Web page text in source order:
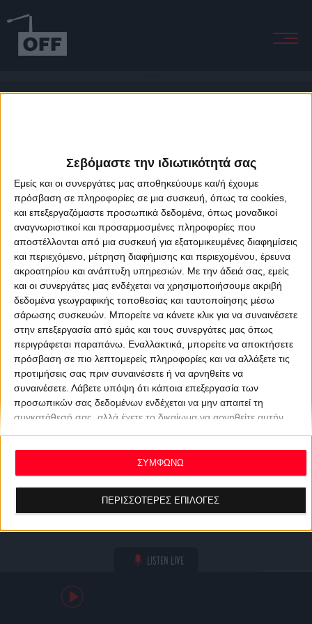
Σεβόμαστε την ιδιωτικότητά σας
Εμείς και οι συνεργάτες μας αποθηκεύουμε και/ή έχουμε
πρόσβαση σε πληροφορίες σε μια συσκευή, όπως τα cookies,
και επεξεργαζόμαστε προσωπικά δεδομένα, όπως μοναδικοί
αναγνωριστικοί και προσαρμοσμένες πληροφορίες που
αποστέλλονται από μια συσκευή για εξατομικευμένες διαφημίσεις
και περιεχόμενο, μέτρηση διαφήμισης και περιεχομένου, έρευνα
ακροατηρίου και ανάπτυξη υπηρεσιών. Με την άδειά σας, εμείς
και οι συνεργάτες μας ενδέχεται να χρησιμοποιήσουμε ακριβή
δεδομένα γεωγραφικής τοποθεσίας και ταυτοποίησης μέσω
σάρωσης συσκευών. Μπορείτε να κάνετε κλικ για να συναινέσετε
στην επεξεργασία από εμάς και τους συνεργάτες μας όπως
περιγράφεται παραπάνω. Εναλλακτικά, μπορείτε να αποκτήσετε
πρόσβαση σε πιο λεπτομερείς πληροφορίες και να αλλάξετε τις
προτιμήσεις σας πριν συναινέσετε ή να αρνηθείτε να
συναινέσετε. Λάβετε υπόψη ότι κάποια επεξεργασία των
προσωπικών σας δεδομένων ενδέχεται να μην απαιτεί τη
συγκατάθεσή σας, αλλά έχετε το δικαίωμα να αρνηθείτε αυτήν
ανακαλέσετε τη συγκατάθεσή σας ανά πάσα στιγμή
επιστρέφοντας σε αυτόν τον ιστότοπο και κάνοντας κλικ στο
κουμπί "Απορρήτου" στο κάτω μέρος της ιστοσελίδας.
ΠΕΡΙΣΣΟΤΕΡΕΣ ΕΠΙΛΟΓΕΣ
ΣΥΜΦΩΝΩ
LISTEN LIVE
About Offradio Business Class Terms & Conditions
Privacy Policy
Designed & developed byporcupine colors&Fotis Alexandrou